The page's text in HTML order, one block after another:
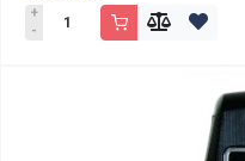
+
-